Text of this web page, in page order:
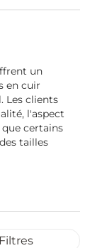
un
en cuir
Les clients
l'aspect
certains
tailles
Filtres